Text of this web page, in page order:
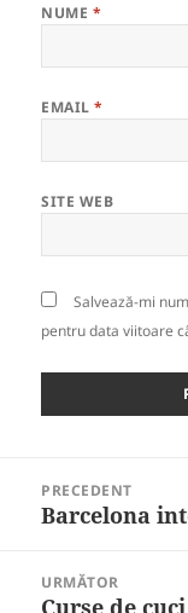
NUME *
EMAIL*
SITE WEB
Salvează-mi
pentru data viitoare
articole
PRECEDENT
Articolul
Barcelona
URMĂTOR
Articolul
Curse de cuci